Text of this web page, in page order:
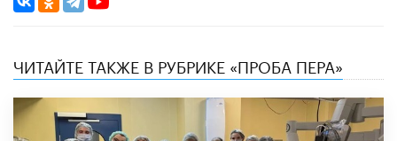
ЧИТАЙТЕ ТАКЖЕ В РУБРИКЕ «ПРОБА ПЕРА»